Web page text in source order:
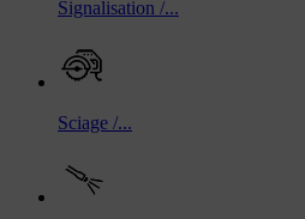
Signalisation /...
Sciage /...